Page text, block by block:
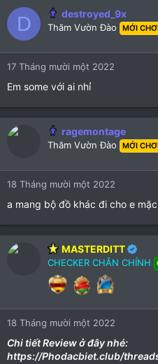
c
t
i
o
n
s
D destroyed_9x
Thăm Vườn Đào MỚI
17 Tháng mười một 2022
Em some với ai nhỉ
ragemontage
Thăm Vườn Đào MỚI
18 Tháng mười một 2022
a mang bộ đồ khác đi cho e
MASTERDITT
CHECKER CHÂN CHÍNH
18 Tháng mười một 2022
Chi tiết Review ở đây nhé:
https://Phodacbiet.club/